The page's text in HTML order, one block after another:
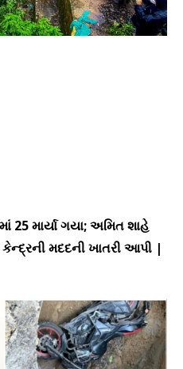
25 માર્યા ગયા; અમિત શાહે
મદદની ખાતરી આપી |